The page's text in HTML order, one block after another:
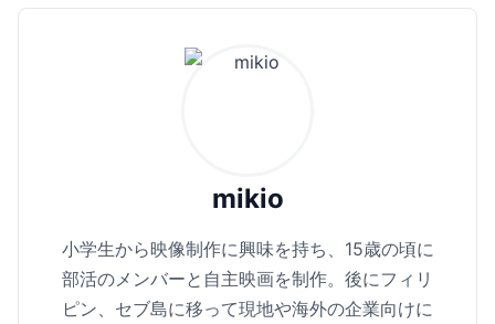
mikio
小学生から映像制作に興味を持ち、15歳の頃に
部活のメンバーと自主映画を制作。後にフィリ
ピン、セブ島に移って現地や海外の企業向けに